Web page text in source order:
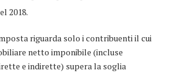
2018.
riguarda solo i contribuenti il cui
netto imponibile (incluse
e indirette) supera la soglia